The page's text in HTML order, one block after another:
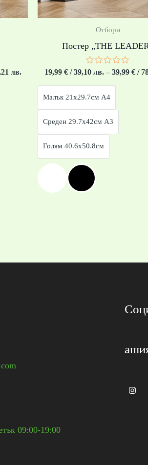
лв.
Отбори
Постер „THE
Оценено
0
5
19,99 €/ 39,10 лв. – 39,99 €/
Малък 21x29.7см А4
Среден 29.7x42см А3
Голям 40.6x50.8см
09:00-19:00